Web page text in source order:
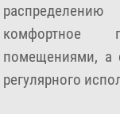
комфортное
помещениями, а
регулярного